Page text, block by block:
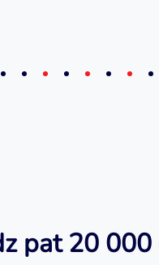
pat 20 000